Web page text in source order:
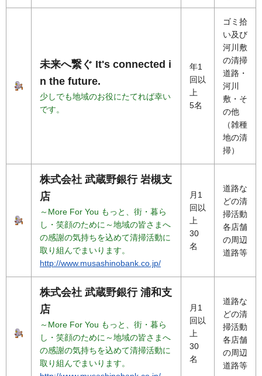
未来へ繋ぐ It's connected i
n the future.
少しでも地域のお役にたてれば幸い
です。
年1
回以
上
5名
ゴミ拾
い及び
河川敷
の清掃
道路・
河川
敷・そ
の他
（雑種
地の清
掃）
株式会社 武蔵野銀行 岩槻支
店
～More For You もっと、街・暮ら
し・笑顔のために～地域の皆さまへ
の感謝の気持ちを込めて清掃活動に
取り組んでまいります。
http://www.musashinobank.co.jp/
月1
回以
上
30
名
道路な
どの清
掃活動
各店舗
の周辺
道路等
株式会社 武蔵野銀行 浦和支
店
～More For You もっと、街・暮ら
し・笑顔のために～地域の皆さまへ
の感謝の気持ちを込めて清掃活動に
取り組んでまいります。
月1
回以
上
30
名
道路な
どの清
掃活動
各店舗
の周辺
道路等